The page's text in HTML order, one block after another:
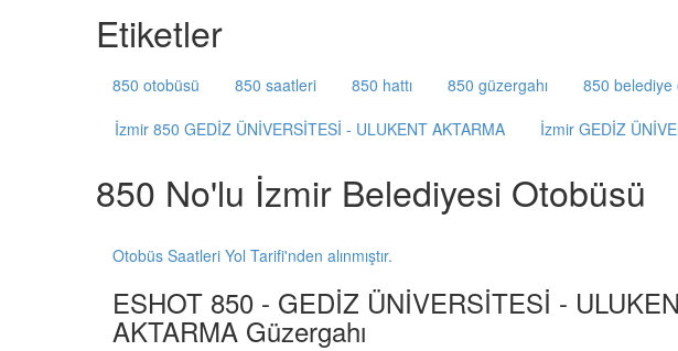
Etiketler
850 otobüsü 850 saatleri 850 hattı 850 güzergahı 850 belediye
İzmir 850 GEDİZ ÜNİVERSİTESİ - ULUKENT AKTARMA
İzmir GEDİZ
850 No'lu İzmir Belediyesi Otobüsü
Otobüs Saatleri Yol Tarifi'nden alınmıştır.
ESHOT 850 - GEDİZ ÜNİVERSİTESİ -
AKTARMA Güzergahı